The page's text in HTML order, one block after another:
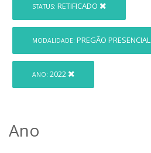
STATUS: RETIFICADO
MODALIDADE: PREGÃO PRESENCIAL
ANO: 2022
Ano